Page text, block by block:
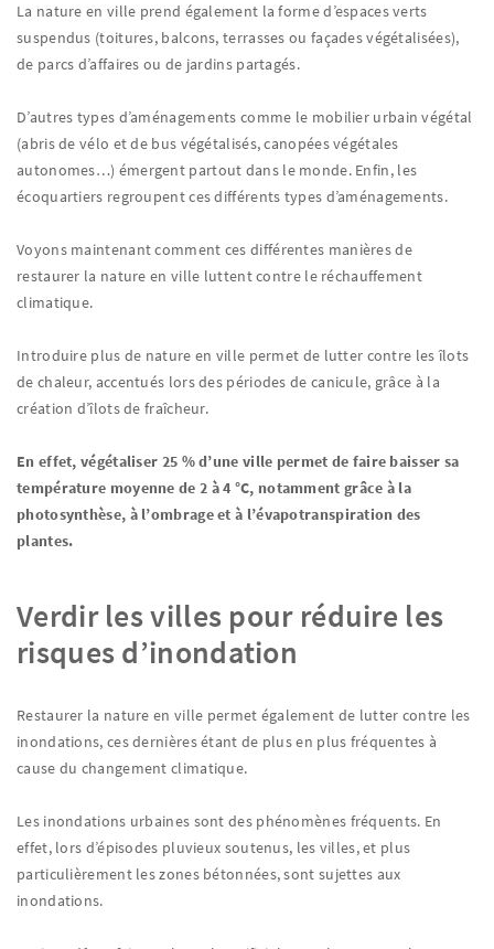
La nature en ville prend également la forme d’espaces verts
suspendus (toitures, balcons, terrasses ou façades végétalisées),
de parcs d’affaires ou de jardins partagés.
D’autres types d’aménagements comme le mobilier urbain végétal
(abris de vélo et de bus végétalisés, canopées végétales
autonomes…) émergent partout dans le monde. Enfin, les
écoquartiers regroupent ces différents types d’aménagements.
Voyons maintenant comment ces différentes manières de
restaurer la nature en ville luttent contre le réchauffement
climatique.
Introduire plus de nature en ville permet de lutter contre les îlots
de chaleur, accentués lors des périodes de canicule, grâce à la
création d’îlots de fraîcheur.
En effet, végétaliser 25 % d’une ville permet de faire baisser sa
température moyenne de 2 à 4 °C, notamment grâce à la
photosynthèse, à l’ombrage et à l’évapotranspiration des
plantes.
Verdir les villes pour réduire les
risques d’inondation
Restaurer la nature en ville permet également de lutter contre les
inondations, ces dernières étant de plus en plus fréquentes à
cause du changement climatique.
Les inondations urbaines sont des phénomènes fréquents. En
effet, lors d’épisodes pluvieux soutenus, les villes, et plus
particulièrement les zones bétonnées, sont sujettes aux
inondations.